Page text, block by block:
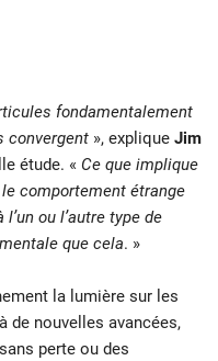
fondamentalement
convergent », explique Jim
étude. « Ce que implique
comportement étrange
ou l’autre type de
que cela. »
la lumière sur les
de nouvelles avancées,
perte ou des